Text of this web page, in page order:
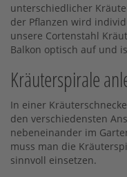
unterschiedlicher
der Pflanzen wird
unsere Cortenstahl
Balkon optisch auf und
Kräuterspirale
In einer
den verschiedensten
nebeneinander im
muss man die
sinnvoll einsetzen.